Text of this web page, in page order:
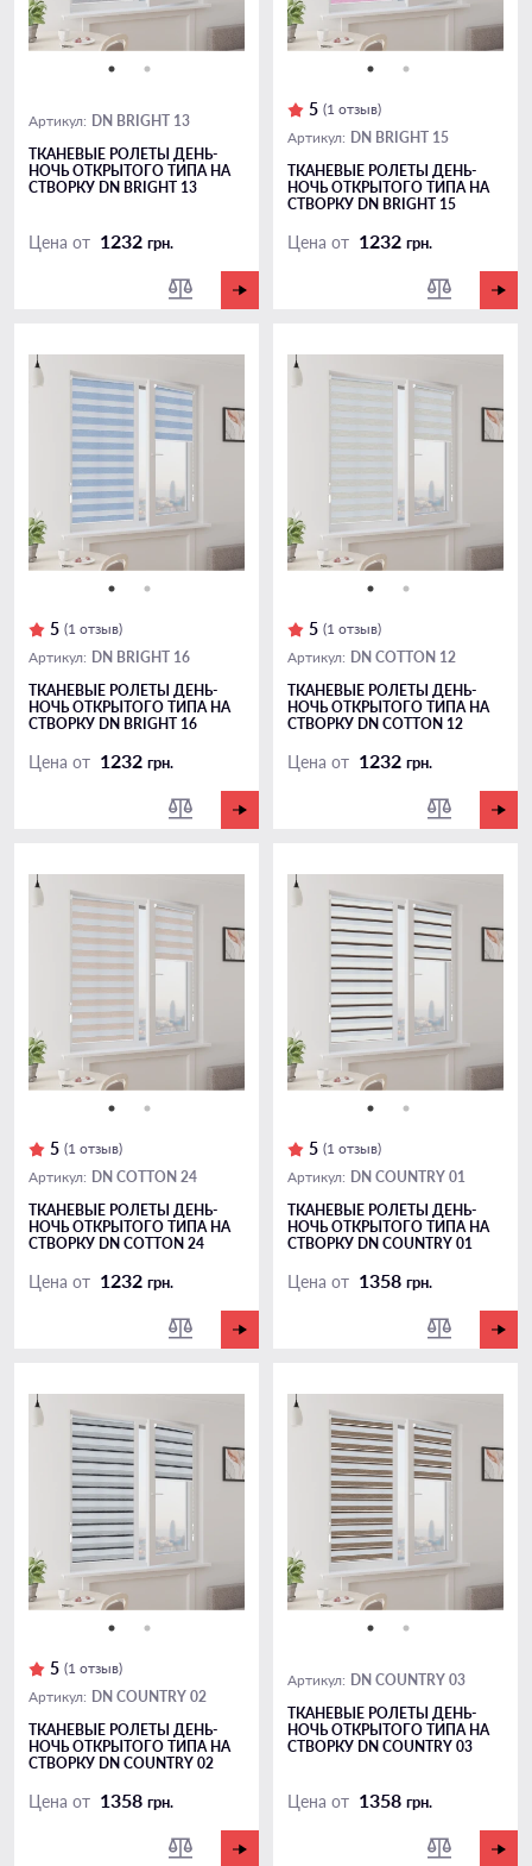
Артикул: DN BRIGHT 13
ТКАНЕВЫЕ РОЛЕТЫ ДЕНЬ-
НОЧЬ ОТКРЫТОГО ТИПА НА
СТВОРКУ DN BRIGHT 13
Цена от 1232 грн.
5 (1 отзыв)
Артикул: DN BRIGHT 15
ТКАНЕВЫЕ РОЛЕТЫ ДЕНЬ-
НОЧЬ ОТКРЫТОГО ТИПА НА
СТВОРКУ DN BRIGHT 15
Цена от 1232 грн.
5 (1 отзыв)
Артикул: DN BRIGHT 16
ТКАНЕВЫЕ РОЛЕТЫ ДЕНЬ-
НОЧЬ ОТКРЫТОГО ТИПА НА
СТВОРКУ DN BRIGHT 16
Цена от 1232 грн.
5 (1 отзыв)
Артикул: DN COTTON 12
ТКАНЕВЫЕ РОЛЕТЫ ДЕНЬ-
НОЧЬ ОТКРЫТОГО ТИПА НА
СТВОРКУ DN COTTON 12
Цена от 1232 грн.
5 (1 отзыв)
Артикул: DN COTTON 24
ТКАНЕВЫЕ РОЛЕТЫ ДЕНЬ-
НОЧЬ ОТКРЫТОГО ТИПА НА
СТВОРКУ DN COTTON 24
Цена от 1232 грн.
5 (1 отзыв)
Артикул: DN COUNTRY 01
ТКАНЕВЫЕ РОЛЕТЫ ДЕНЬ-
НОЧЬ ОТКРЫТОГО ТИПА НА
СТВОРКУ DN COUNTRY 01
Цена от 1358 грн.
5 (1 отзыв)
Артикул: DN COUNTRY 02
ТКАНЕВЫЕ РОЛЕТЫ ДЕНЬ-
НОЧЬ ОТКРЫТОГО ТИПА НА
СТВОРКУ DN COUNTRY 02
Цена от 1358 грн.
Артикул: DN COUNTRY 03
ТКАНЕВЫЕ РОЛЕТЫ ДЕНЬ-
НОЧЬ ОТКРЫТОГО ТИПА НА
СТВОРКУ DN COUNTRY 03
Цена от 1358 грн.